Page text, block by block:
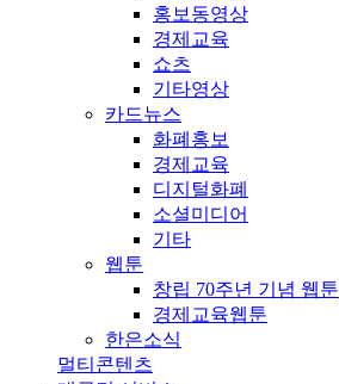
홍보동영상
경제교육
쇼츠
기타영상
카드뉴스
화폐홍보
경제교육
디지털화폐
소셜미디어
기타
웹툰
창립 70주년 기념 웹툰
경제교육웹툰
한은소식
멀티콘텐츠